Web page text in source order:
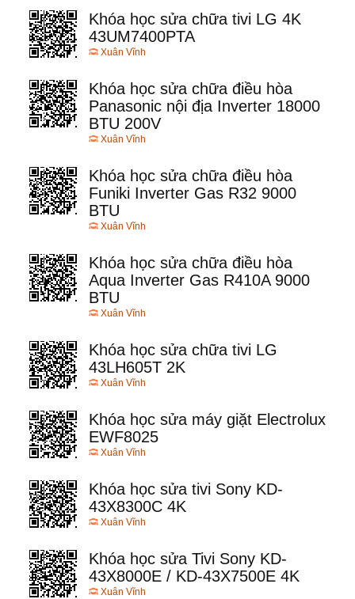
Khóa học sửa chữa tivi LG 4K
43UM7400PTA
Xuân Vĩnh
Khóa học sửa chữa điều hòa
Panasonic nội địa Inverter 18000
BTU 200V
Xuân Vĩnh
Khóa học sửa chữa điều hòa
Funiki Inverter Gas R32 9000
BTU
Xuân Vĩnh
Khóa học sửa chữa điều hòa
Aqua Inverter Gas R410A 9000
BTU
Xuân Vĩnh
Khóa học sửa chữa tivi LG
43LH605T 2K
Xuân Vĩnh
Khóa học sửa máy giặt Electrolux
EWF8025
Xuân Vĩnh
Khóa học sửa tivi Sony KD-
43X8300C 4K
Xuân Vĩnh
Khóa học sửa Tivi Sony KD-
43X8000E / KD-43X7500E 4K
Xuân Vĩnh